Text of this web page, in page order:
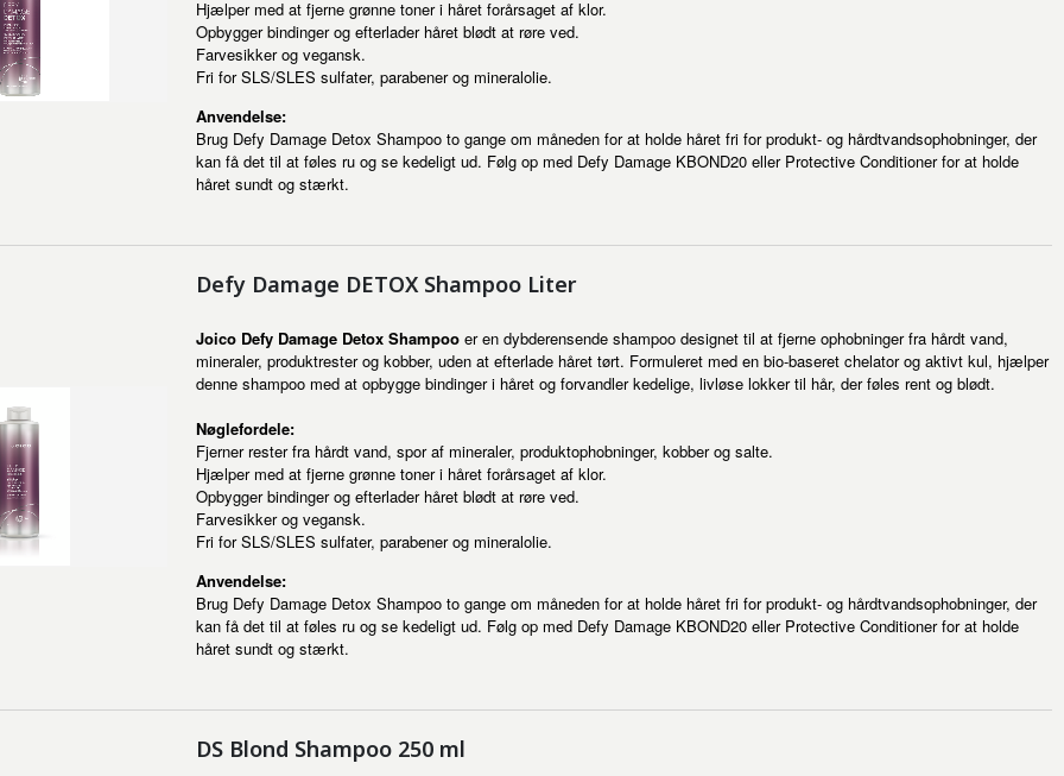
Hjælper med at fjerne grønne toner i håret forårsaget af klor.
Opbygger bindinger og efterlader håret blødt at røre ved.
Farvesikker og vegansk.
Fri for SLS/SLES sulfater, parabener og mineralolie.
Anvendelse:
Brug Defy Damage Detox Shampoo to gange om måneden for at holde håret fri for produkt- og hårdtvandsophobninger, der
kan få det til at føles ru og se kedeligt ud. Følg op med Defy Damage KBOND20 eller Protective Conditioner for at holde
håret sundt og stærkt.
Defy Damage DETOX Shampoo Liter
Joico Defy Damage Detox Shampoo er en dybderensende shampoo designet til at fjerne ophobninger fra hårdt vand,
mineraler, produktrester og kobber, uden at efterlade håret tørt. Formuleret med en bio-baseret chelator og aktivt kul, hjælper
denne shampoo med at opbygge bindinger i håret og forvandler kedelige, livløse lokker til hår, der føles rent og blødt.
Nøglefordele:
Fjerner rester fra hårdt vand, spor af mineraler, produktophobninger, kobber og salte.
Hjælper med at fjerne grønne toner i håret forårsaget af klor.
Opbygger bindinger og efterlader håret blødt at røre ved.
Farvesikker og vegansk.
Fri for SLS/SLES sulfater, parabener og mineralolie.
Anvendelse:
Brug Defy Damage Detox Shampoo to gange om måneden for at holde håret fri for produkt- og hårdtvandsophobninger, der
kan få det til at føles ru og se kedeligt ud. Følg op med Defy Damage KBOND20 eller Protective Conditioner for at holde
håret sundt og stærkt.
DS Blond Shampoo 250 ml